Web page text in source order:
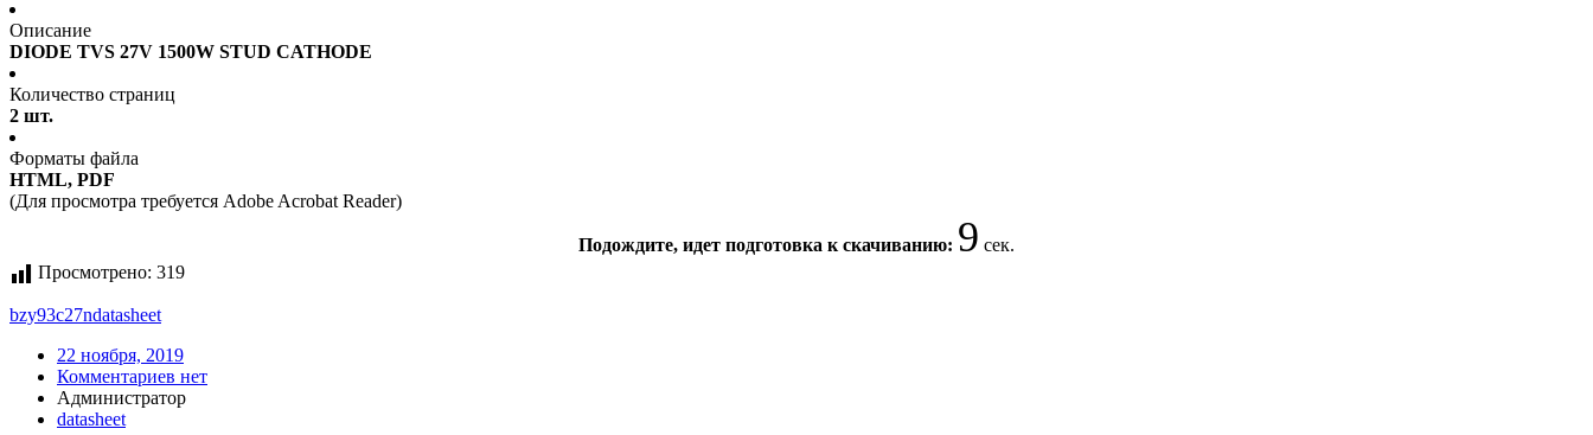
Описание
DIODE TVS 27V 1500W STUD CATHODE
Количество страниц
2 шт.
Форматы файла
HTML, PDF
(Для просмотра требуется Adobe Acrobat Reader)
Подождите, идет подготовка к скачиванию: 8 сек.
Просмотрено: 319
bzy93c27ndatasheet
22 ноября, 2019
Комментариев нет
Администратор
datasheet